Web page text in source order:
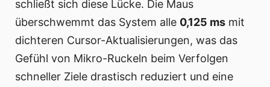
schließt sich diese Lücke. Die Maus
überschwemmt das System alle 0,125 ms mit
dichteren Cursor-Aktualisierungen, was das
Gefühl von Mikro-Ruckeln beim Verfolgen
schneller Ziele drastisch reduziert und eine